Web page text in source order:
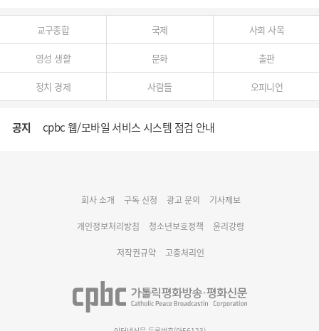
교구종합 국제 사회 사목
영성 생활 문화 출판
정치 경제 사람들 오피니언
공지 cpbc 웹/모바일 서비스 시스템 점검 안내
명동 미디어큐브 & 1898 미디어월 공모전 수상작 발표
회사 소개 구독 신청 광고 문의 기사제보
개인정보처리방침 청소년보호정책 윤리강령
저작권규약 고충처리인